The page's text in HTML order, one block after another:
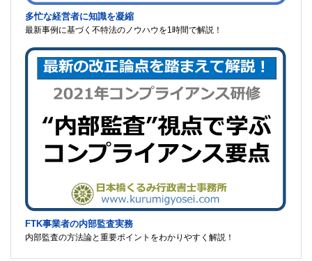
多忙な経営者に知識を凝縮
最新事例に基づく不特法のノウハウを1時間で解説！
FTK事業者の内部監査実務
内部監査の方法論と重要ポイントをわかりやすく解説！